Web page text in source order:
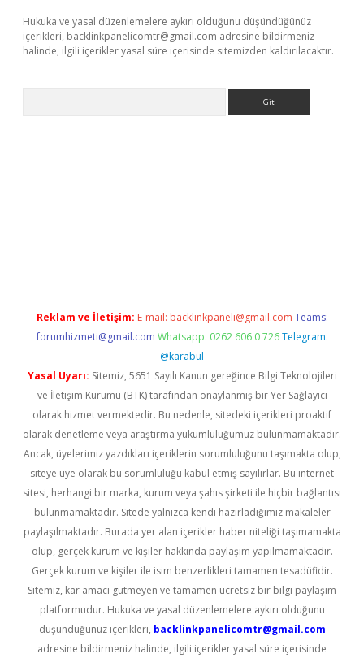
Hukuka ve yasal düzenlemelere aykırı olduğunu düşündüğünüz
içerikleri, backlinkpanelicomtr@gmail.com adresine bildirmeniz
halinde, ilgili içerikler yasal süre içerisinde sitemizden kaldırılacaktır.
Reklam ve İletişim: E-mail: backlinkpaneli@gmail.com Teams:
forumhizmeti@gmail.com Whatsapp: 0262 606 0 726 Telegram:
@karabul
Yasal Uyarı: Sitemiz, 5651 Sayılı Kanun gereğince Bilgi Teknolojileri
ve İletişim Kurumu (BTK) tarafından onaylanmış bir Yer Sağlayıcı
olarak hizmet vermektedir. Bu nedenle, sitedeki içerikleri proaktif
olarak denetleme veya araştırma yükümlülüğümüz bulunmamaktadır.
Ancak, üyelerimiz yazdıkları içeriklerin sorumluluğunu taşımakta olup,
siteye üye olarak bu sorumluluğu kabul etmiş sayılırlar. Bu internet
sitesi, herhangi bir marka, kurum veya şahıs şirketi ile hiçbir bağlantısı
bulunmamaktadır. Sitede yalnızca kendi hazırladığımız makaleler
paylaşılmaktadır. Burada yer alan içerikler haber niteliği taşımamakta
olup, gerçek kurum ve kişiler hakkında paylaşım yapılmamaktadır.
Gerçek kurum ve kişiler ile isim benzerlikleri tamamen tesadüfidir.
Sitemiz, kar amacı gütmeyen ve tamamen ücretsiz bir bilgi paylaşım
platformudur. Hukuka ve yasal düzenlemelere aykırı olduğunu
düşündüğünüz içerikleri, backlinkpanelicomtr@gmail.com
adresine bildirmeniz halinde, ilgili içerikler yasal süre içerisinde